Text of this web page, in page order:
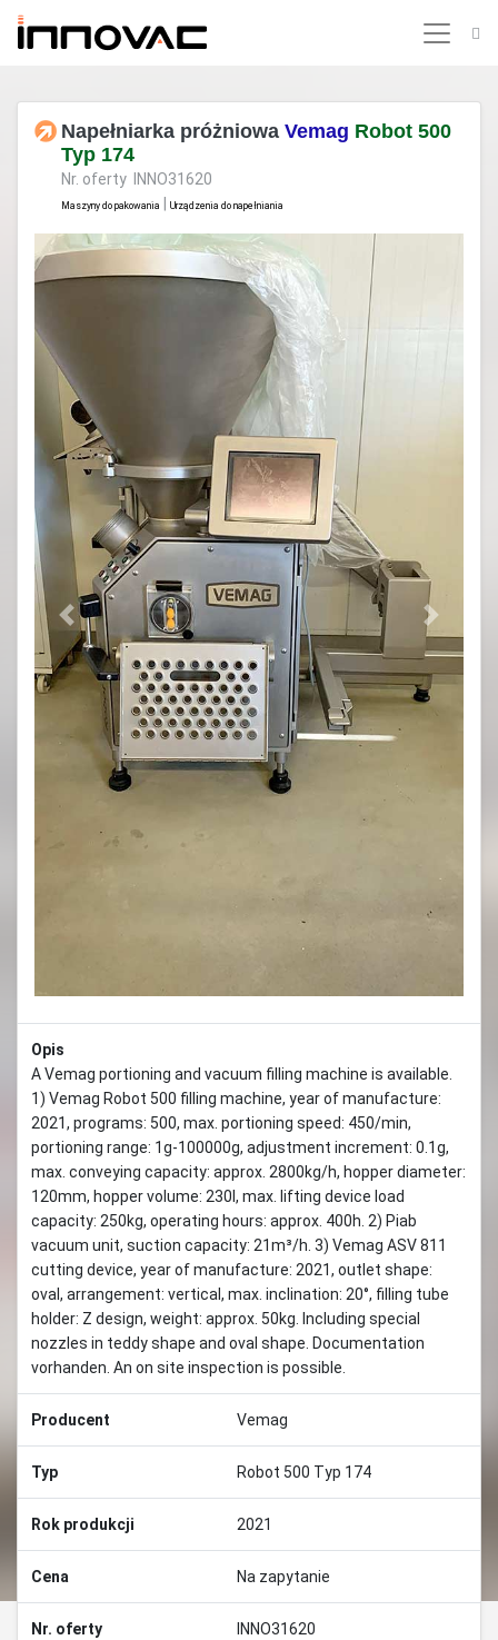
Napełniarka próżniowa Vemag Robot 500
Typ 174
Nr. oferty INNO31620
Maszyny do pakowania Urządzenia do napełniania
Previous Next
Opis
A Vemag portioning and vacuum filling machine is available.
1) Vemag Robot 500 filling machine, year of manufacture:
2021, programs: 500, max. portioning speed: 450/min,
portioning range: 1g-100000g, adjustment increment: 0.1g,
max. conveying capacity: approx. 2800kg/h, hopper diameter:
120mm, hopper volume: 230l, max. lifting device load
capacity: 250kg, operating hours: approx. 400h. 2) Piab
vacuum unit, suction capacity: 21m³/h. 3) Vemag ASV 811
cutting device, year of manufacture: 2021, outlet shape:
oval, arrangement: vertical, max. inclination: 20°, filling tube
holder: Z design, weight: approx. 50kg. Including special
nozzles in teddy shape and oval shape. Documentation
vorhanden. An on site inspection is possible.
Producent Vemag
Typ Robot 500 Typ 174
Rok produkcji 2021
Cena Na zapytanie
Nr. oferty INNO31620